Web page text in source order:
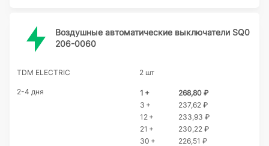
Воздушные автоматические выключатели SQ0
206-0060
TDM ELECTRIC 2 шт
2-4 дня 1 +
268,80 ₽
3 +
237,62 ₽
12 +
233,93 ₽
21 +
230,22 ₽
30 +
226,51 ₽